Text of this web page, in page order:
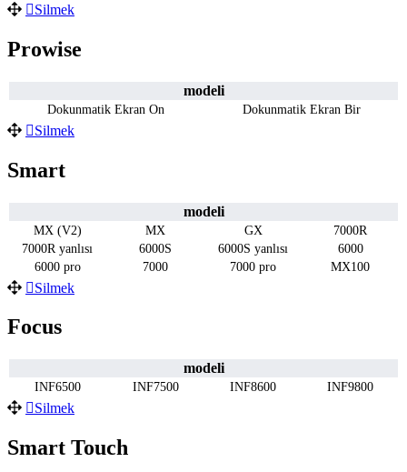
Silmek
Prowise
modeli
Dokunmatik Ekran On Dokunmatik Ekran Bir
Silmek
Smart
modeli
MX (V2) MX GX
7000R
7000R yanlısı
6000S 6000S yanlısı
6000
6000 pro
7000 7000 pro MX100
Silmek
Focus
modeli
INF6500 INF7500 INF8600 INF9800
Silmek
Smart Touch